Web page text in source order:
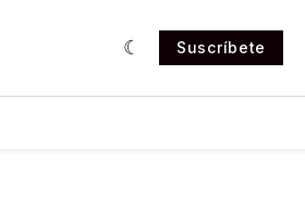
Suscríbete